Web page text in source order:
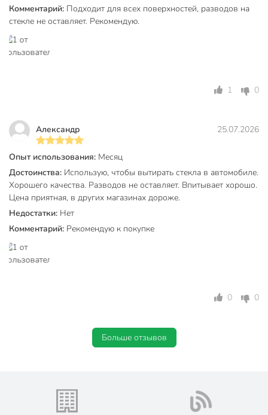
Комментарий: Подходит для всех поверхностей, разводов на
стекле не оставляет. Рекомендую.
1 0
Александр 25.07.2026
Опыт использования: Месяц
Достоинства: Использую, чтобы вытирать стекла в автомобиле.
Хорошего качества. Разводов не оставляет. Впитывает хорошо.
Цена приятная, в других магазинах дороже.
Недостатки: Нет
Комментарий: Рекомендую к покупке
0 0
Больше отзывов